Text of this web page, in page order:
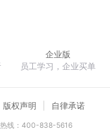
企业版
员工学习，企业买单
版权声明 自律承诺
线：400-838-5616